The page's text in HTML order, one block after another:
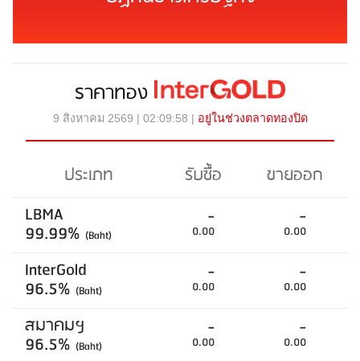
ราคาทอง
9 สิงหาคม 2569 | 02:09:58 | อยู่ในช่วงตลาดทองปิด
ประเภท รับซื้อ
ขายออก
LBMA
99.99% (Baht)
-
0.00
-
0.00
InterGold
96.5% (Baht)
-
0.00
-
0.00
สมาคมฯ
96.5% (Baht)
-
0.00
-
0.00